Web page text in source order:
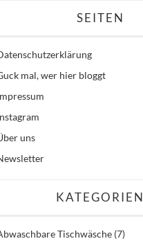
SEITEN
mal, wer hier bloggt
uns
KATEGORIEN
Tischwäsche (7)